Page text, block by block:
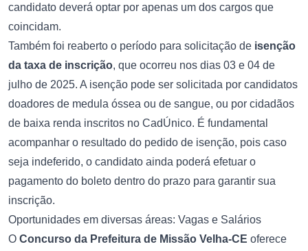
candidato deverá optar por apenas um dos cargos que
coincidam.
Também foi reaberto o período para solicitação de isenção
da taxa de inscrição, que ocorreu nos dias 03 e 04 de
julho de 2025. A isenção pode ser solicitada por candidatos
doadores de medula óssea ou de sangue, ou por cidadãos
de baixa renda inscritos no CadÚnico. É fundamental
acompanhar o resultado do pedido de isenção, pois caso
seja indeferido, o candidato ainda poderá efetuar o
pagamento do boleto dentro do prazo para garantir sua
inscrição.
Oportunidades em diversas áreas: Vagas e Salários
O Concurso da Prefeitura de Missão Velha-CE oferece